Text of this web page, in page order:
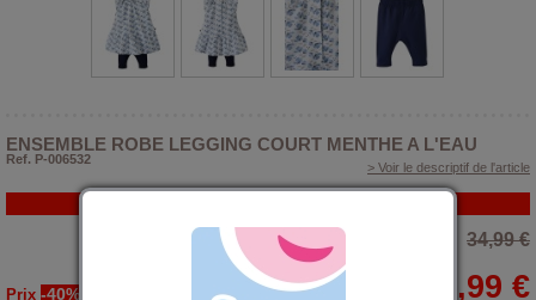
ENSEMBLE ROBE LEGGING COURT MENTHE A L'EAU
Ref. P-006532
> Voir le descriptif de l'article
34,99 €
Prix -40% 20,99 €